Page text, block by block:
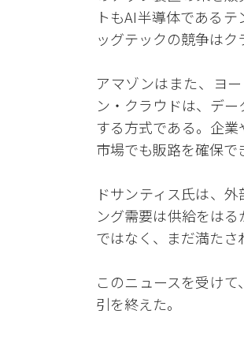
トもAI半導体である
ッグテックの競争はク
アマゾンはまた、ヨ
ン・クラウドは、デ
する方式である。企
市場でも販路を確保で
ドサンティス氏は、
ング需要は供給をは
ではなく、まだ満たさ
このニュースを受け
引を終えた。